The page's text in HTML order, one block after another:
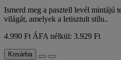
Ismerd meg a pasztell levél mintájú
világát, amelyek a letisztult stílu..
4.990 Ft ÁFA nélkül: 3.929 Ft
Kosárba